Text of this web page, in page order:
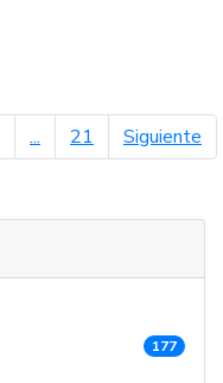
... 21 Siguiente
177